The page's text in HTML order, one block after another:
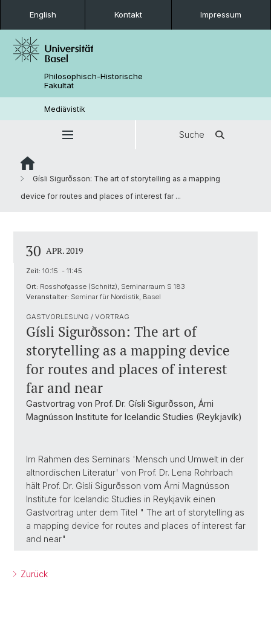
English Kontakt Impressum
Philosophisch-Historische
Fakultät
Mediävistik
Suche
Gísli Sigurðsson: The art of storytelling as a mapping
device for routes and places of interest far ...
30 APR. 2019
Zeit: 10:15 - 11:45
Ort: Rosshofgasse (Schnitz), Seminarraum S 183
Veranstalter: Seminar für Nordistik, Basel
GASTVORLESUNG / VORTRAG
Gísli Sigurðsson: The art of
storytelling as a mapping device
for routes and places of interest
far and near
Gastvortrag von Prof. Dr. Gísli Sigurðsson, Árni
Magnússon Institute for Icelandic Studies (Reykjavík)
Im Rahmen des Seminars 'Mensch und Umwelt in der
altnordischen Literatur' von Prof. Dr. Lena Rohrbach
hält Prof. Dr. Gísli Sigurðsson vom Árni Magnússon
Institute for Icelandic Studies in Reykjavik einen
Gastvortrag unter dem Titel " The art of storytelling as
a mapping device for routes and places of interest far
and near"
Zurück